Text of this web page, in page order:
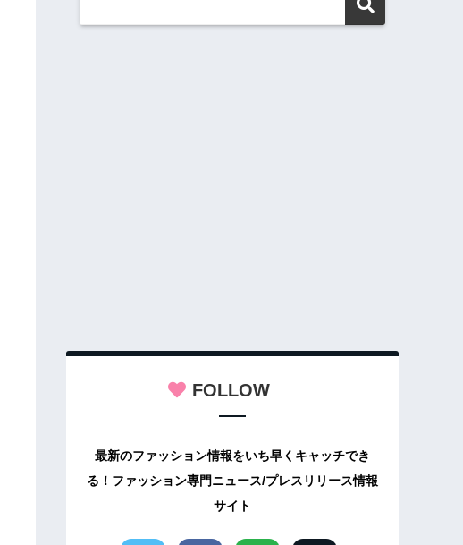
FOLLOW
最新のファッション情報をいち早くキャッチでき
る！ファッション専門ニュース/プレスリリース情報
サイト